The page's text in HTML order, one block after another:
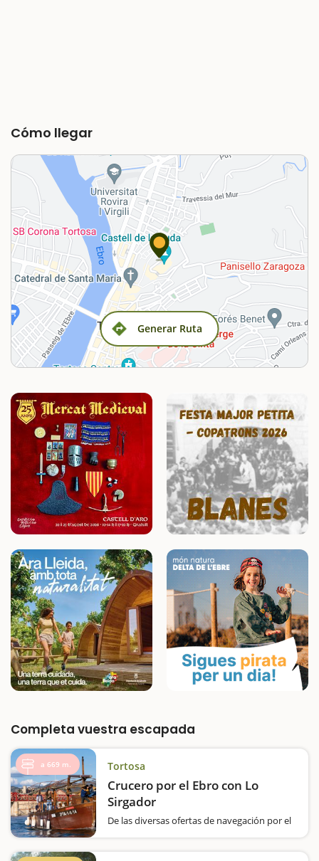
Cómo llegar
Generar Ruta
Completa vuestra escapada
a 669 m. Tortosa
Crucero por el Ebro con Lo
Sirgador
De las diversas ofertas de navegación por el